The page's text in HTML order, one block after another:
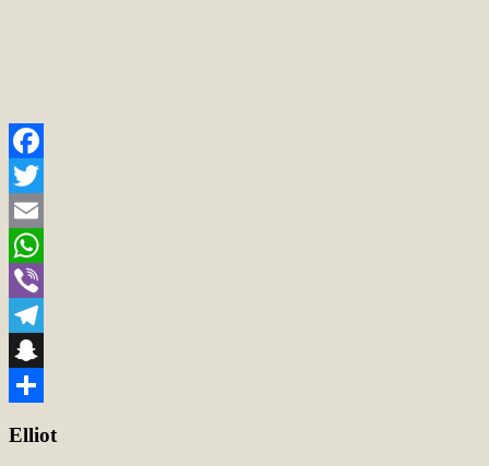
Facebook
Twitter
Email
WhatsApp
Viber
Telegram
Snapchat
Elliot